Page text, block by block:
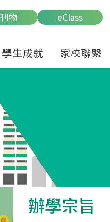
刊物 eClass
學生成就 家校聯繫
辦學宗旨